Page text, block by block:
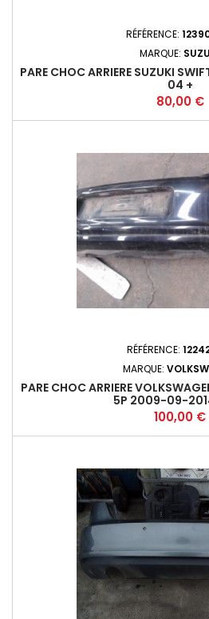
RÉFÉRENCE:
MARQUE:
PARE CHOC ARRIERE SUZUKI
04 +
Prix
80,00 €
RÉFÉRENCE:
MARQUE:
PARE CHOC ARRIERE
5P 2009-09-
Prix
100,00 €